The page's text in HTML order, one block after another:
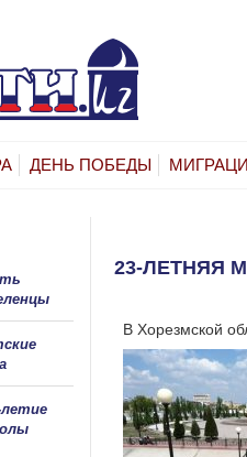
ДЕНЬ ПОБЕДЫ
23-ЛЕТНЯЯ
В Хорезмской